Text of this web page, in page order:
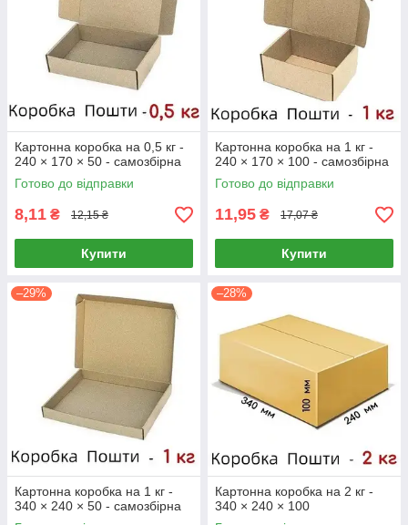
Картонна коробка на 0,5 кг -
240 × 170 × 50 - самозбірна
Готово до відправки
8,11 ₴ 12,15 ₴
Купити
Картонна коробка на 1 кг -
240 × 170 × 100 - самозбірна
Готово до відправки
11,95 ₴ 17,07 ₴
Купити
–29%
Картонна коробка на 1 кг -
340 × 240 × 50 - самозбірна
–28%
Картонна коробка на 2 кг -
340 × 240 × 100